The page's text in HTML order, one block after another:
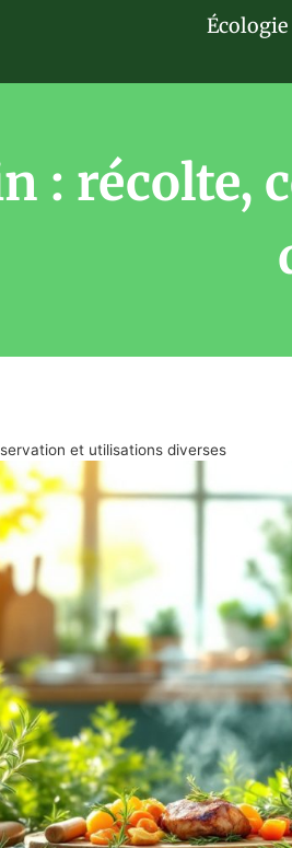
Écologie
: récolte,
et utilisations diverses